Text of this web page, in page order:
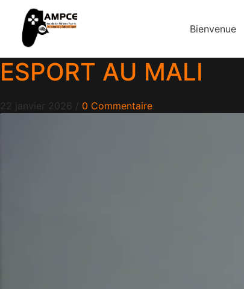
Bienvenue
ESPORT AU MALI
22 janvier 2026 / 0 Commentaire